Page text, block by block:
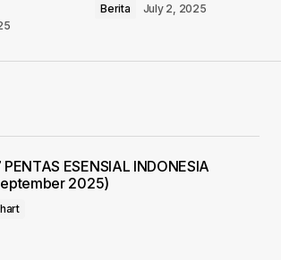
*
name, email, and website in this
the next time I comment.
Berita July 2, 2025
PENTAS ESENSIAL INDONESIA
2025)